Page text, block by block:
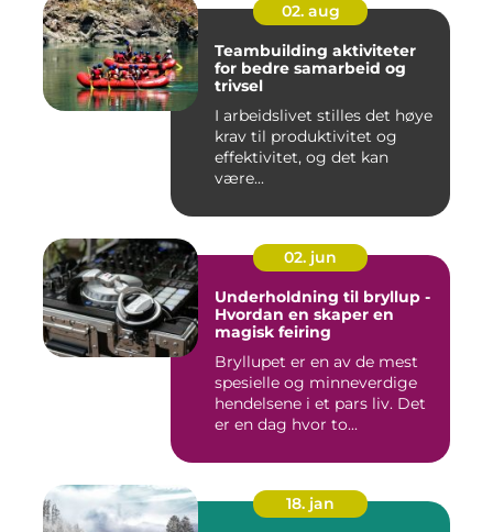
02. aug
Teambuilding aktiviteter
for bedre samarbeid og
trivsel
I arbeidslivet stilles det høye
krav til produktivitet og
effektivitet, og det kan
være...
02. jun
Underholdning til bryllup -
Hvordan en skaper en
magisk feiring
Bryllupet er en av de mest
spesielle og minneverdige
hendelsene i et pars liv. Det
er en dag hvor to...
18. jan